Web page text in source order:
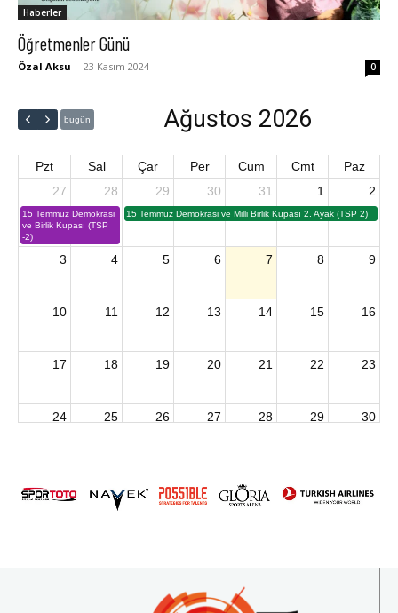
Haberler
Öğretmenler Günü
Özal Aksu - 23 Kasım 2024 0
bugün Ağustos 2026
Pzt Sal Çar Per Cum Cmt
Paz
27
15 Temmuz Demokrasi
ve Birlik Kupası (TSP
-2)
28 29
15 Temmuz Demokrasi ve Milli Birlik Kupası 2. Ayak (TSP 2)
30 31 1 2
3 4 5 6 7 8 9
10 11 12 13 14 15 16
17 18 19 20 21 22 23
24 25 26 27 28 29 30